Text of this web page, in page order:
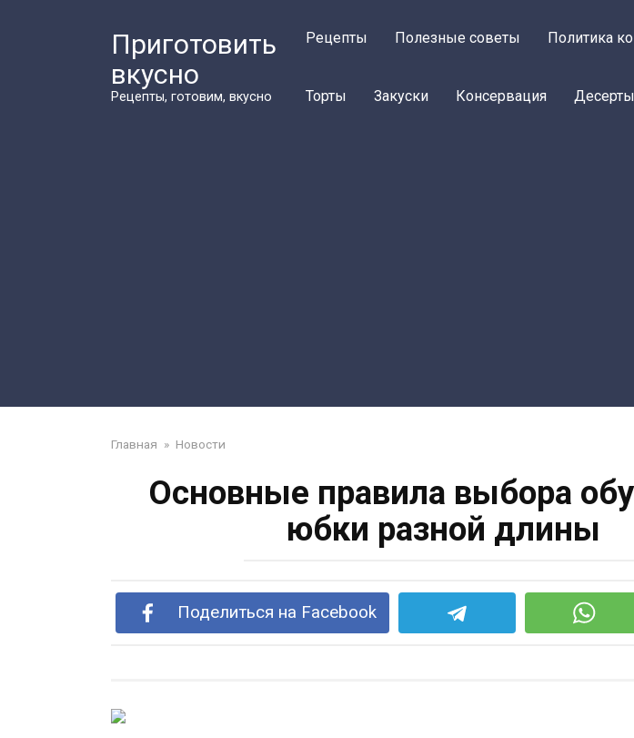
Приготовить
вкусно
Рецепты, готовим, вкусно
Рецепты Полезные советы Политика
Торты Закуски Консервация Десерты
Главная » Новости
Основные правила выбора
юбки разной длины
Поделиться на Facebook